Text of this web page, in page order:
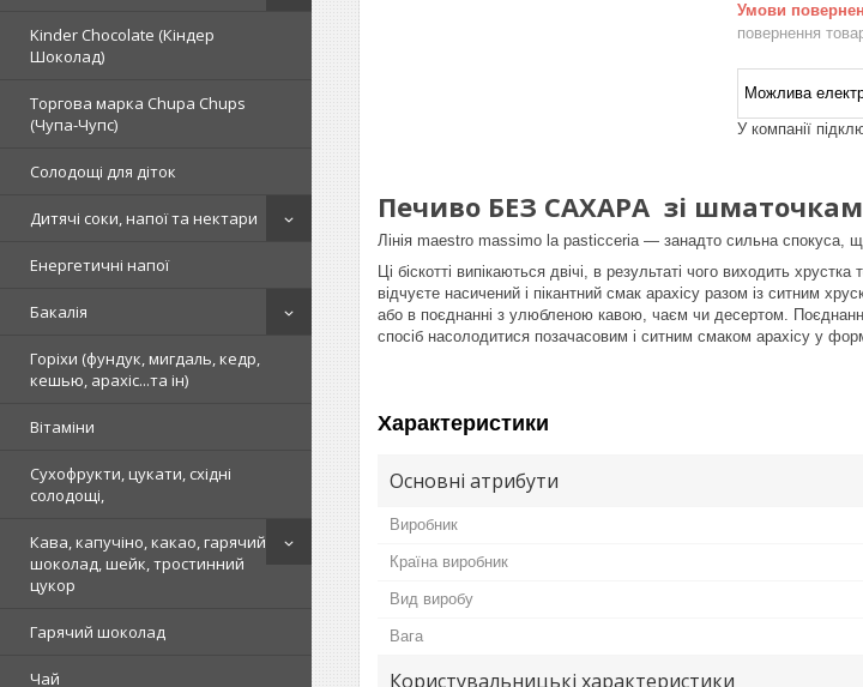
Kinder Chocolate (Кіндер
Шоколад)
Торгова марка Chupa Chups
(Чупа-Чупс)
Солодощі для діток
Дитячі соки, напої та нектари
Енергетичні напої
Бакалія
Горіхи (фундук, мигдаль, кедр,
кешью, арахіс...та ін)
Вітаміни
Сухофрукти, цукати, східні
солодощі,
Кава, капучіно, какао, гарячий
шоколад, шейк, тростинний
цукор
Гарячий шоколад
Чай
повернення
У компанії
Печиво БЕЗ САХАРА зі
Лінія maestro massimo la pasticceria — занадто сильна спокуса,
Ці біскотті випікаються двічі, в результаті чого виходить
відчуєте насичений і пікантний смак арахісу разом із ситним
або в поєднанні з улюбленою кавою, чаєм чи десертом. Поєднання
спосіб насолодитися позачасовим і ситним смаком арахісу у
Характеристики
Основні атрибути
Виробник
Країна виробник
Вид виробу
Вага
Користувальницькі характеристики